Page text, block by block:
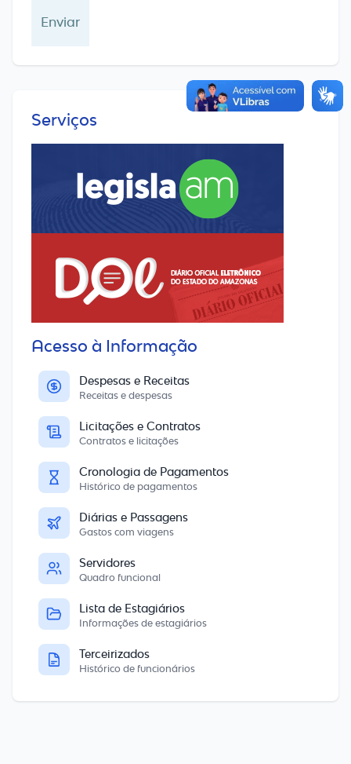
Serviços
Acesso à Informação
Despesas e Receitas
Receitas e despesas
Licitações e Contratos
Contratos e licitações
Cronologia de Pagamentos
Histórico de pagamentos
Diárias e Passagens
Gastos com viagens
Servidores
Quadro funcional
Lista de Estagiários
Informações de estagiários
Terceirizados
Histórico de funcionários